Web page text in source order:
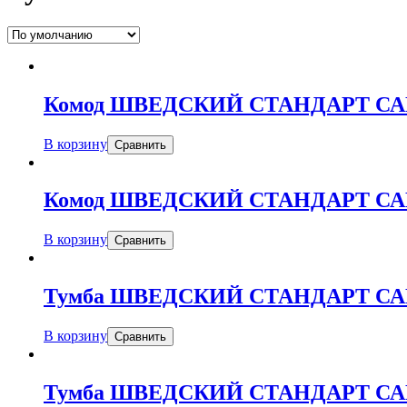
Комод ШВЕДСКИЙ СТАНДАРТ
В корзину Сравнить
Комод ШВЕДСКИЙ СТАНДАРТ
В корзину Сравнить
Тумба ШВЕДСКИЙ СТАНДАРТ
В корзину Сравнить
Тумба ШВЕДСКИЙ СТАНДАРТ